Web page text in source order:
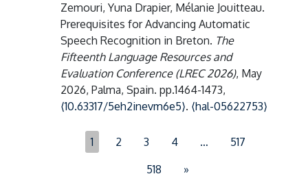
Zemouri, Yuna Drapier, Mélanie Jouitteau.
Prerequisites for Advancing Automatic
Speech Recognition in Breton. The
Fifteenth Language Resources and
Evaluation Conference (LREC 2026), May
2026, Palma, Spain. pp.1464-1473,
⟨10.63317/5eh2inevm6e5⟩. ⟨hal-05622753⟩
1 2 3 4 …
517
518
»